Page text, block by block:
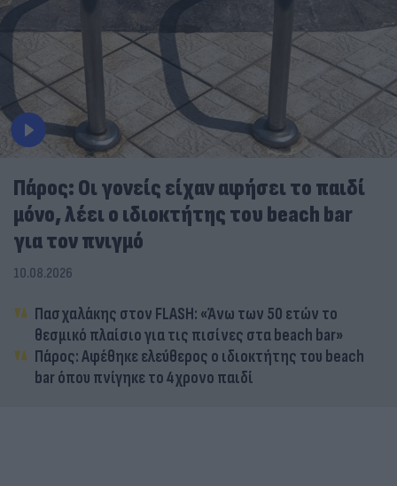
Πάρος: Οι γονείς είχαν αφήσει το παιδί
μόνο, λέει ο ιδιοκτήτης του beach bar
για τον πνιγμό
10.08.2026
Πασχαλάκης στον FLASH: «Άνω των 50 ετών το
θεσμικό πλαίσιο για τις πισίνες στα beach bar»
Πάρος: Αφέθηκε ελεύθερος ο ιδιοκτήτης του beach
bar όπου πνίγηκε το 4χρονο παιδί